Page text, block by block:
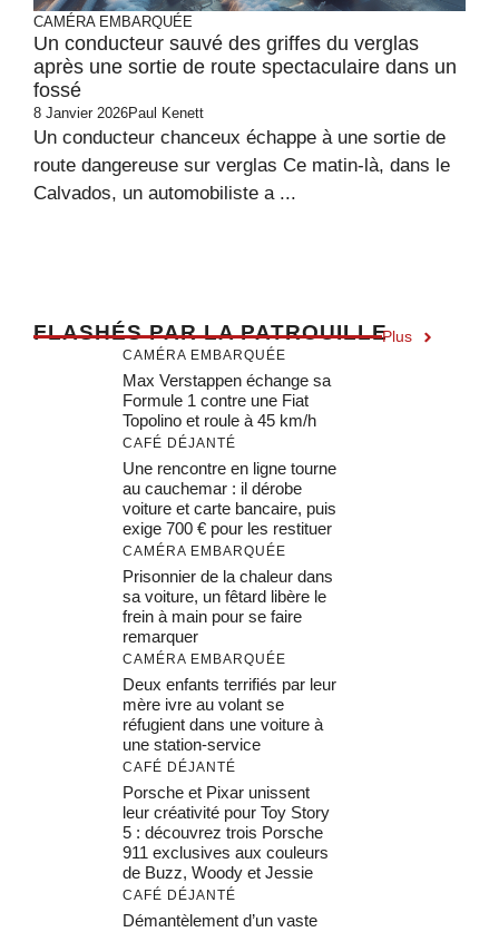
CAMÉRA EMBARQUÉE
Un conducteur sauvé des griffes du verglas
après une sortie de route spectaculaire dans un
fossé
8 Janvier 2026Paul Kenett
Un conducteur chanceux échappe à une sortie de
route dangereuse sur verglas Ce matin-là, dans le
Calvados, un automobiliste a ...
FLASHÉS PAR LA PATROUILLEPlus
CAMÉRA EMBARQUÉE
Max Verstappen échange sa
Formule 1 contre une Fiat
Topolino et roule à 45 km/h
CAFÉ DÉJANTÉ
Une rencontre en ligne tourne
au cauchemar : il dérobe
voiture et carte bancaire, puis
exige 700 € pour les restituer
CAMÉRA EMBARQUÉE
Prisonnier de la chaleur dans
sa voiture, un fêtard libère le
frein à main pour se faire
remarquer
CAMÉRA EMBARQUÉE
Deux enfants terrifiés par leur
mère ivre au volant se
réfugient dans une voiture à
une station-service
CAFÉ DÉJANTÉ
Porsche et Pixar unissent
leur créativité pour Toy Story
5 : découvrez trois Porsche
911 exclusives aux couleurs
de Buzz, Woody et Jessie
CAFÉ DÉJANTÉ
Démantèlement d’un vaste